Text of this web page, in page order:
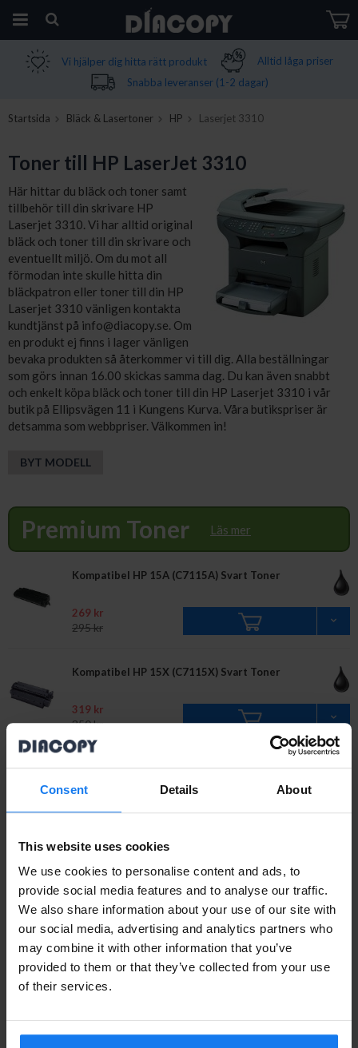
Consent Details About
This website uses cookies
We use cookies to personalise content and ads, to
provide social media features and to analyse our traffic.
We also share information about your use of our site with
our social media, advertising and analytics partners who
may combine it with other information that you’ve
provided to them or that they’ve collected from your use
of their services.
Produkten har blivit tillagd i varukorgen
Vi hjälper dig hitta rätt produkt
Alltid låga priser
Snabba leveranser (1-2 dagar)
Startsida Bläck & Lasertoner HP Laserjet 3310
Toner till HP LaserJet 3310
Här hittar du bläck och toner samt
tillbehör till din skrivare HP
Laserjet 3310. Vi har alltid original
bläck och toner till din skrivare och
eventuellt miljö. Om du mot all
förmodan inte skulle hitta din
bläckpatron eller toner till din HP
Laserjet 3310 vänligen kontakta
kundtjänst på info@diacopy.se. Om
en produkt ej finns i lager vänligen
bevaka produkten så återkommer vi till dig. Alla beställningar
som görs innan 16.00 skickas samma dag. Du kan även snabbt
och enkelt köpa bläck och toner till din HP Laserjet 3310 i vår
butik på Ellipsvägen 11 i Kungens Kurva. Våra butikspriser är
detsamma som webbpriser. Välkommen in!
BYT MODELL
Premium Toner Läs mer
Kompatibel HP 15A (C7115A) Svart Toner
269 kr
295 kr
Kompatibel HP 15X (C7115X) Svart Toner
319 kr
350 kr
Original
495 kr INFO
HP 15X (C7115X) Svart Toner (Original HP)
589 kr
660 kr INFO